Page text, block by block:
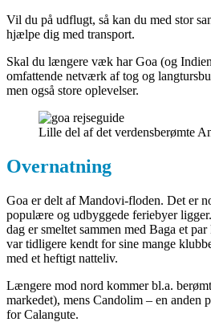
Vil du på udflugt, så kan du med stor
hjælpe dig med transport.
Skal du længere væk har Goa (og
omfattende netværk af tog og
men også store oplevelser.
Lille del af det verdensberømte
Overnatning
Goa er delt af Mandovi-floden. Det er
populære og udbyggede feriebyer
dag er smeltet sammen med Baga et
var tidligere kendt for sine mange
med et heftigt natteliv.
Længere mod nord kommer bl.a.
markedet), mens Candolim – en anden
for Calangute.